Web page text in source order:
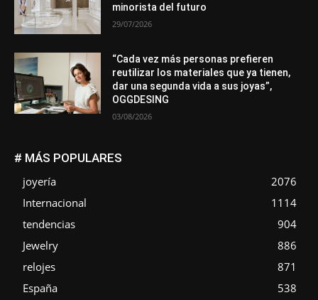
minorista del futuro
29/07/2026
“Cada vez más personas prefieren
reutilizar los materiales que ya tienen,
dar una segunda vida a sus joyas”,
OGGDESING
03/08/2026
# MÁS POPULARES
joyería
2076
Internacional
1114
tendencias
904
Jewelry
886
relojes
871
España
538